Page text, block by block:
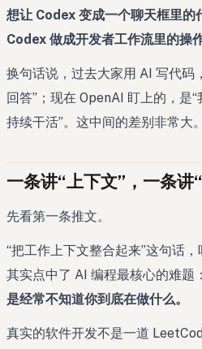
想让 Codex 变成一个聊天框里的
Codex 做成开发者工作流里的操作
换句话说，过去大家用 AI 写代码
回答”；现在 OpenAI 盯上的，是
持续干活”。这中间的差别非常大。
一条讲“上下文”，一条讲
先看第一条推文。
“把工作上下文整合起来”这句话
其实点中了 AI 编程最核心的难题：
是经常不知道你到底在做什么。
真实的软件开发不是一道